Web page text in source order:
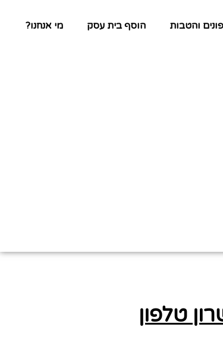
והטבות הוסף בית עסק מי אנחנו?
טלפון